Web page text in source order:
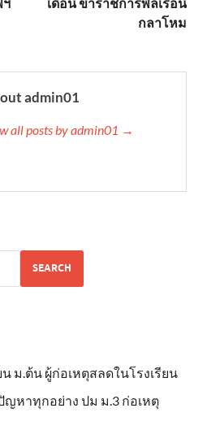
กลาโหม
admin01
all posts by admin01 →
SEARCH
ม.ต้น ผู้ก่อเหตุสลดในโรงเรียน
ญหาทุกอย่าง ปม ม.3 ก่อเหตุ